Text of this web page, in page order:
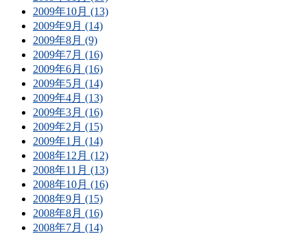
2009年10月 (13)
2009年9月 (14)
2009年8月 (9)
2009年7月 (16)
2009年6月 (16)
2009年5月 (14)
2009年4月 (13)
2009年3月 (16)
2009年2月 (15)
2009年1月 (14)
2008年12月 (12)
2008年11月 (13)
2008年10月 (16)
2008年9月 (15)
2008年8月 (16)
2008年7月 (14)